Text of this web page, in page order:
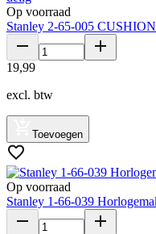
Op voorraad
Stanley 2-65-005
19,99
excl. btw
Toevoegen
Op voorraad
Stanley 1-66-039